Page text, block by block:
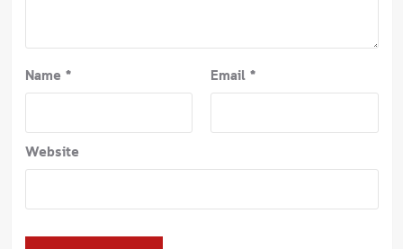
Name * Email *
Website